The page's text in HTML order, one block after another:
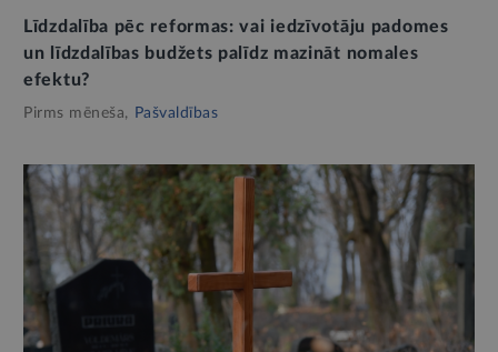
Līdzdalība pēc reformas: vai iedzīvotāju padomes
un līdzdalības budžets palīdz mazināt nomales
efektu?
Pirms mēneša, Pašvaldības